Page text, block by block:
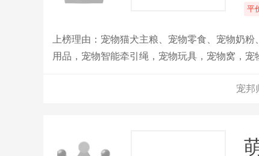
平
上榜理由：宠物猫犬主粮、宠物零食、宠物奶
用品，宠物智能牵引绳，宠物玩具，宠物窝，宠
宠邦